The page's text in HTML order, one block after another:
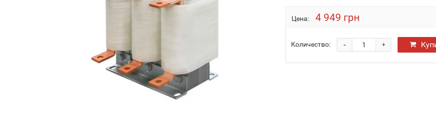
Цена: 4 949 грн
Количество: +
-